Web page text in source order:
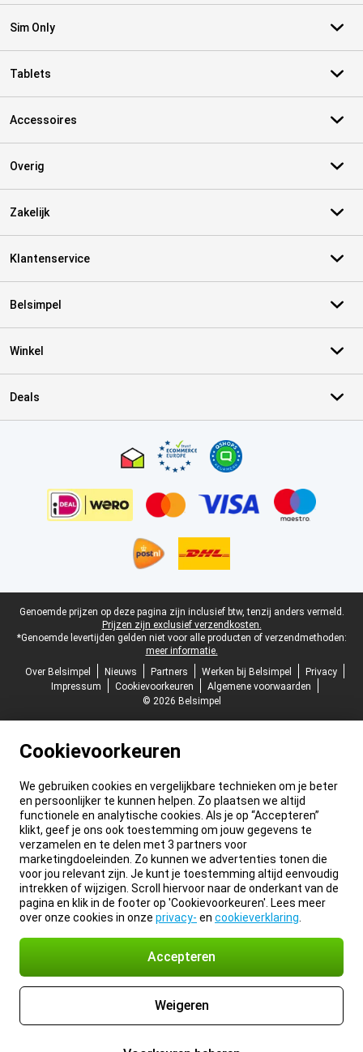
Sim Only
Tablets
Accessoires
Overig
Zakelijk
Klantenservice
Belsimpel
Winkel
Deals
Juridische voettekst
Genoemde prijzen op deze pagina zijn inclusief btw, tenzij anders vermeld.
Prijzen zijn exclusief verzendkosten.
*Genoemde levertijden gelden niet voor alle producten of verzendmethoden:
meer informatie.
Over Belsimpel
Nieuws Partners Werken bij Belsimpel
Privacy
Impressum
Cookievoorkeuren
Algemene voorwaarden
© 2026 Belsimpel
Cookievoorkeuren
We gebruiken cookies en vergelijkbare technieken om je beter
en persoonlijker te kunnen helpen. Zo plaatsen we altijd
functionele en analytische cookies. Als je op “Accepteren”
klikt, geef je ons ook toestemming om jouw gegevens te
verzamelen en te delen met 3 partners voor
marketingdoeleinden. Zo kunnen we advertenties tonen die
voor jou relevant zijn. Je kunt je toestemming altijd eenvoudig
intrekken of wijzigen. Scroll hiervoor naar de onderkant van de
pagina en klik in de footer op 'Cookievoorkeuren'. Lees meer
over onze cookies in onze privacy- en cookieverklaring
Accepteren
Weigeren